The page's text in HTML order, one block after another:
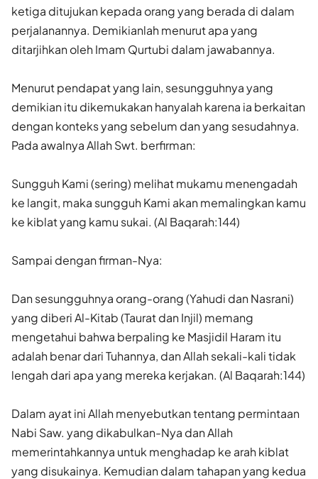
ketiga ditujukan kepada orang yang berada di dalam
perjalanannya. Demikianlah menurut apa yang
ditarjihkan oleh Imam Qurtubi dalam jawabannya.
Menurut pendapat yang lain, sesungguhnya yang
demikian itu dikemukakan hanyalah karena ia berkaitan
dengan konteks yang sebelum dan yang sesudahnya.
Pada awalnya Allah Swt. berfirman:
Sungguh Kami (sering) melihat mukamu menengadah
ke langit, maka sungguh Kami akan memalingkan kamu
ke kiblat yang kamu sukai. (Al Baqarah:144)
Sampai dengan firman-Nya:
Dan sesungguhnya orang-orang (Yahudi dan Nasrani)
yang diberi Al-Kitab (Taurat dan Injil) memang
mengetahui bahwa berpaling ke Masjidil Haram itu
adalah benar dari Tuhannya, dan Allah sekali-kali tidak
lengah dari apa yang mereka kerjakan. (Al Baqarah:144)
Dalam ayat ini Allah menyebutkan tentang permintaan
Nabi Saw. yang dikabulkan-Nya dan Allah
memerintahkannya untuk menghadap ke arah kiblat
yang disukainya. Kemudian dalam tahapan yang kedua